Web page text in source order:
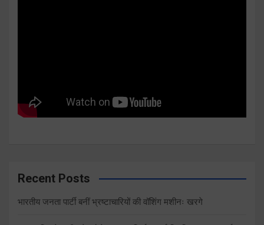
Recent Posts
भारतीय जनता पार्टी बनीं भ्रष्टाचारियों की वॉशिंग मशीनः खरगे